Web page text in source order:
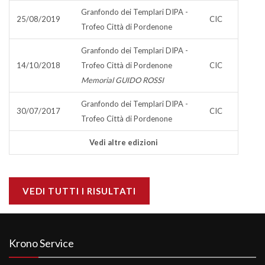
25/08/2019
Granfondo dei Templari DIPA -
Trofeo Città di Pordenone
CIC
14/10/2018
Granfondo dei Templari DIPA -
Trofeo Città di Pordenone
Memorial GUIDO ROSSI
CIC
30/07/2017
Granfondo dei Templari DIPA -
Trofeo Città di Pordenone
CIC
Vedi altre edizioni
VEDI TUTTI I RISULTATI
Krono Service